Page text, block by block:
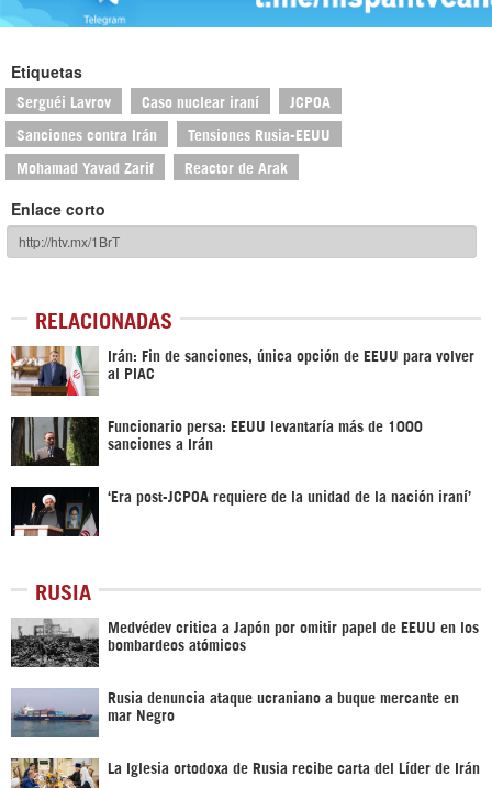
Etiquetas
Serguéi Lavrov Caso nuclear iraní JCPOA
Sanciones contra Irán Tensiones Rusia-EEUU
Mohamad Yavad Zarif Reactor de Arak
Enlace corto
RELACIONADAS
Irán: Fin de sanciones, única opción de EEUU para volver
al PIAC
Funcionario persa: EEUU levantaría más de 1000
sanciones a Irán
‘Era post-JCPOA requiere de la unidad de la nación iraní’
RUSIA
Medvédev critica a Japón por omitir papel de EEUU en los
bombardeos atómicos
Rusia denuncia ataque ucraniano a buque mercante en
mar Negro
La Iglesia ortodoxa de Rusia recibe carta del Líder de Irán